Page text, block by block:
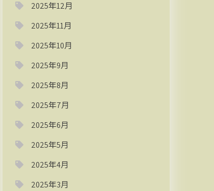
2025年12月
2025年11月
2025年10月
2025年9月
2025年8月
2025年7月
2025年6月
2025年5月
2025年4月
2025年3月